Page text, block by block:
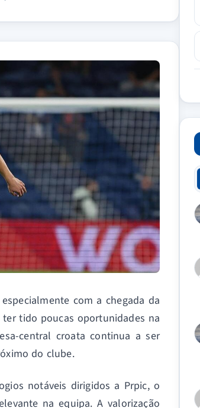
com a chegada da
ter tido poucas oportunidades na
central croata continua a ser
do clube.
notáveis dirigidos a Prpic, o
na equipa. A valorização